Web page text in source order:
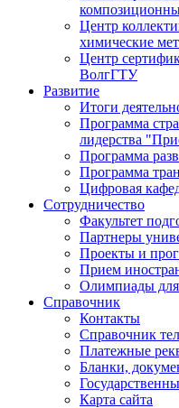
Центр
химические
Центр
ВолгГТУ
Развитие
Итоги
Программа
лидерства
Программа
Программа
Цифровая
Сотрудничество
Факультет
Партнеры
Проекты и
Прием
Олимпиады
Справочник
Контакты
Справочник
Платежные
Бланки,
Карта сайта